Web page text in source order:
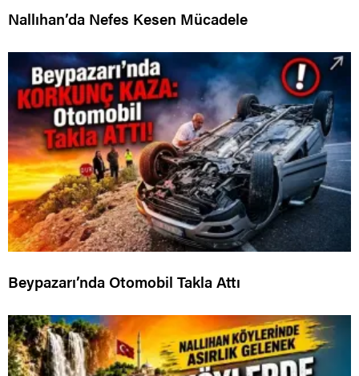
Nallıhan’da Nefes Kesen Mücadele
Beypazarı’nda Otomobil Takla Attı